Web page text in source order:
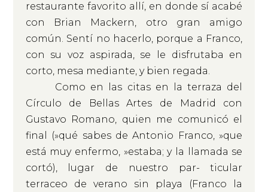
restaurante favorito allí, en donde sí acabé
con Brian Mackern, otro gran amigo
común. Sentí no hacerlo, porque a Franco,
con su voz aspirada, se le disfrutaba en
corto, mesa mediante, y bien regada.
Como en las citas en la terraza del
Círculo de Bellas Artes de Madrid con
Gustavo Romano, quien me comunicó el
final (»qué sabes de Antonio Franco, »que
está muy enfermo, »estaba; y la llamada se
cortó), lugar de nuestro par- ticular
terraceo de verano sin playa (Franco la